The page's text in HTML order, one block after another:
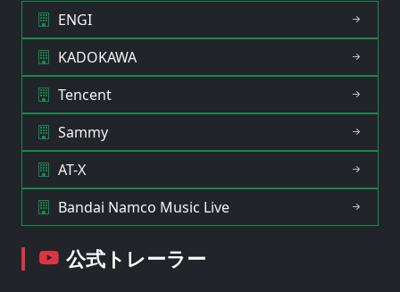
ENGI
KADOKAWA
Tencent
Sammy
AT-X
Bandai Namco Music Live
公式トレーラー